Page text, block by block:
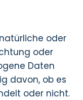
oder
oder
Daten
davon, ob es
oder nicht.